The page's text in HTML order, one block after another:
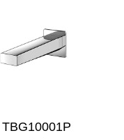
TBG10001P